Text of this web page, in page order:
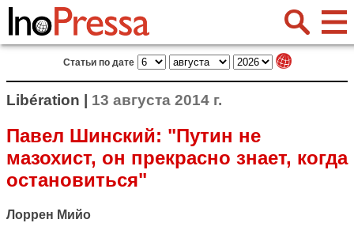
Статьи по дате
Libération | 13 августа 2014 г.
Павел Шинский: "Путин не
мазохист, он прекрасно знает, когда
остановиться"
Лоррен Мийо